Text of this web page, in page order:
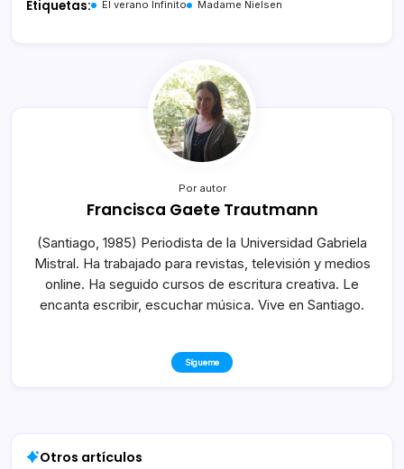
Etiquetas: El verano Infinito Madame Nielsen
Por autor
Francisca Gaete Trautmann
(Santiago, 1985) Periodista de la Universidad Gabriela
Mistral. Ha trabajado para revistas, televisión y medios
online. Ha seguido cursos de escritura creativa. Le
encanta escribir, escuchar música. Vive en Santiago.
Sígueme
Otros artículos